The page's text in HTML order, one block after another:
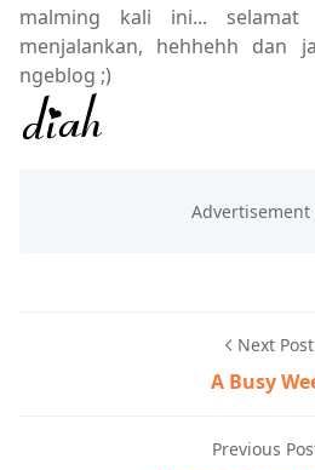
malming kali ini...
menjalankan, hehhehh dan
ngeblog ;)
Next Post
A Busy
Previous